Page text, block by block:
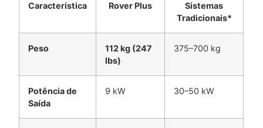
Característica Rover Plus
Sistemas
Tradicionais*
Peso
112 kg (247
lbs)
375–700 kg
Potência de
Saída
9 kW 30–50 kW